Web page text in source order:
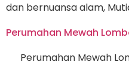
dan bernuansa alam,
Perumahan Mewah
Perumahan Mewah